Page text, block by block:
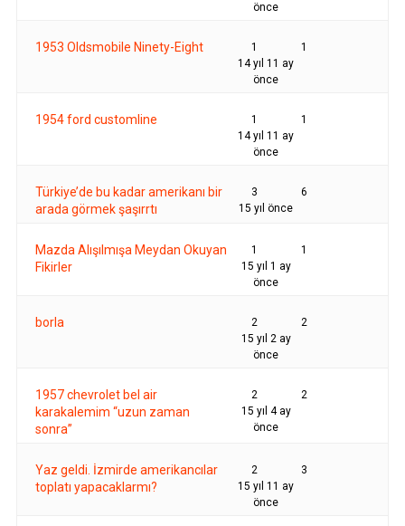
önce
1953 Oldsmobile Ninety-Eight 1
1
14 yıl 11 ay
önce
1954 ford customline 1
1
14 yıl 11 ay
önce
Türkiye’de bu kadar amerikanı bir
arada görmek şaşırrtı
3
6
15 yıl önce
Mazda Alışılmışa Meydan Okuyan
Fikirler
1
1
15 yıl 1 ay
önce
borla 2
2
15 yıl 2 ay
önce
1957 chevrolet bel air
karakalemim “uzun zaman
sonra”
2
2
15 yıl 4 ay
önce
Yaz geldi. İzmirde amerikancılar
toplatı yapacaklarmı?
2
3
15 yıl 11 ay
önce